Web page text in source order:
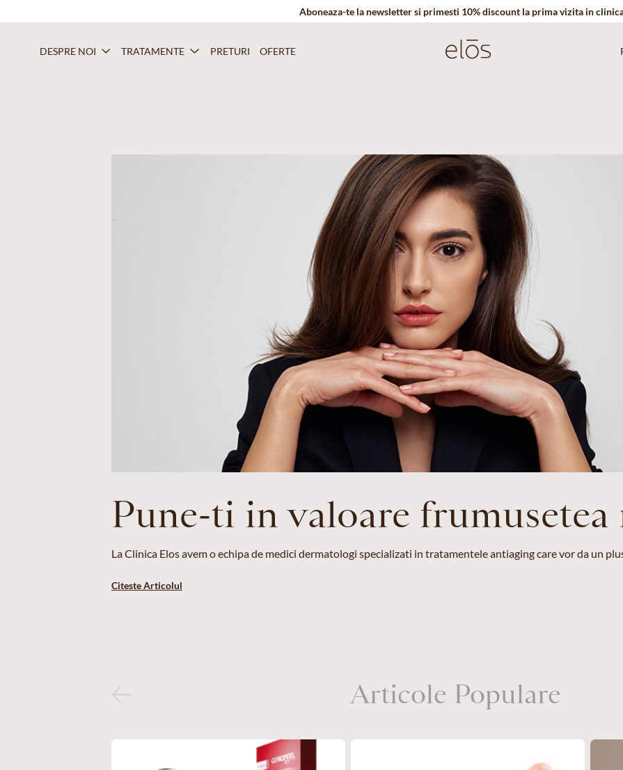
Aboneaza-te la newsletter si primesti 10% discount la prima vizita in
DESPRE NOI TRATAMENTE PRETURI OFERTE
Pune-ti in valoare frumusetea
La Clinica Elos avem o echipa de medici dermatologi specializati in tratamentele antiaging care vor da un
Citeste Articolul
Articole Populare